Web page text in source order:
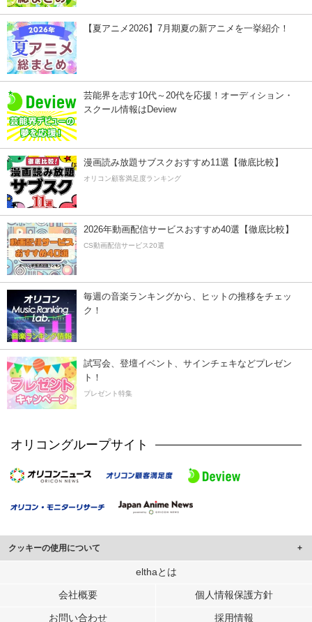
【夏アニメ2026】7月期夏の新アニメを一挙紹介！
芸能界を志す10代～20代を応援！オーディション・
スクール情報はDeview
漫画読み放題サブスクおすすめ11選【徹底比較】
オリコン顧客満足度ランキング
2026年動画配信サービスおすすめ40選【徹底比較】
CS動画配信サービス20選
毎週の音楽ランキングから、ヒットの推移をチェッ
ク！
試写会、登壇イベント、サインチェキなどプレゼン
ト！
プレゼント特集
オリコングループサイト
クッキーの使用について
このサイトでは Cookie を使用して、ユーザーに合わせたコンテンツや広告の
行っています。
メディアや広告配信、データ解析の各パートナーに提供しています。
elthaとは
会社概要 個人情報保護方針
お問い合わせ 採用情報